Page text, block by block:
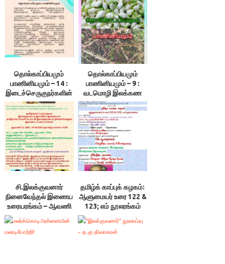
தொல்காப்பியமும்
பாணினியமும் – 14 :
இடைச்செருகுநர்களின்
தோல்விக்கான
காரணங்கள்-
இலக்குவனார்
திருவள்ளுவன்
தொல்காப்பியமும்
பாணினியமும் – 9 :
வடமொழி இலக்கண
நூலாசிரியர் அறுபத்து
நால்வர் என்னும் புரட்டு –
இலக்குவனார்
திருவள்ளுவன்
சி.இலக்குவனார்
நினைவேந்தல் இணைய
உரையரங்கம் – ஆவணி
07.09.2025 ஞாயிறு
காலை 10.00
தமிழ்க் காப்புக் கழகம்:
ஆளுமையர் உரை 122 &
123; எம் நூலரங்கம்